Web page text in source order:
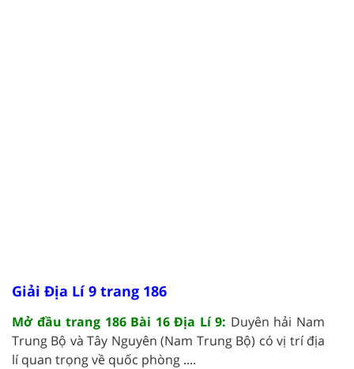
Giải Địa Lí 9 trang 186
Mở đầu trang 186 Bài 16 Địa Lí 9: Duyên hải Nam
Trung Bộ và Tây Nguyên (Nam Trung Bộ) có vị trí địa
lí quan trọng về quốc phòng ....